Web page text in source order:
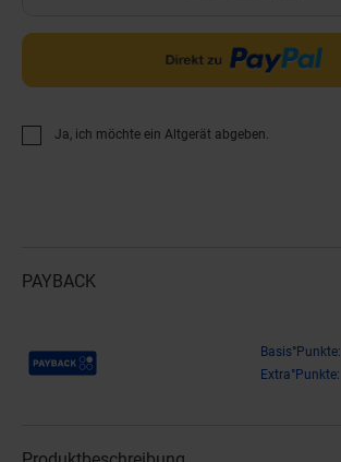
Ja, ich möchte ein Altgerät abgeben.
PAYBACK
Payback Punkte Basis°Punkte:
Extra°Punkte: